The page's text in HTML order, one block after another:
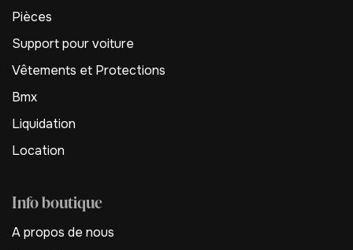
Pièces
Support pour voiture
Vêtements et Protections
Bmx
Liquidation
Location
Info boutique
A propos de nous